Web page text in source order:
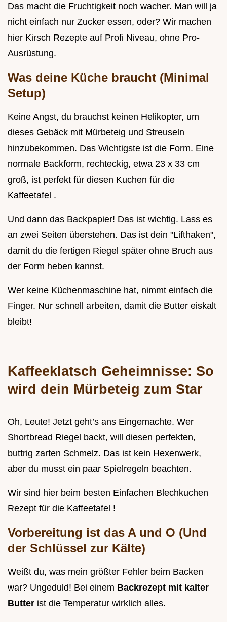
Das macht die Fruchtigkeit noch wacher. Man will ja
nicht einfach nur Zucker essen, oder? Wir machen
hier Kirsch Rezepte auf Profi Niveau, ohne Pro-
Ausrüstung.
Was deine Küche braucht (Minimal
Setup)
Keine Angst, du brauchst keinen Helikopter, um
dieses Gebäck mit Mürbeteig und Streuseln
hinzubekommen. Das Wichtigste ist die Form. Eine
normale Backform, rechteckig, etwa 23 x 33 cm
groß, ist perfekt für diesen Kuchen für die
Kaffeetafel .
Und dann das Backpapier! Das ist wichtig. Lass es
an zwei Seiten überstehen. Das ist dein "Lifthaken",
damit du die fertigen Riegel später ohne Bruch aus
der Form heben kannst.
Wer keine Küchenmaschine hat, nimmt einfach die
Finger. Nur schnell arbeiten, damit die Butter eiskalt
bleibt!
Kaffeeklatsch Geheimnisse: So
wird dein Mürbeteig zum Star
Oh, Leute! Jetzt geht’s ans Eingemachte. Wer
Shortbread Riegel backt, will diesen perfekten,
buttrig zarten Schmelz. Das ist kein Hexenwerk,
aber du musst ein paar Spielregeln beachten.
Wir sind hier beim besten Einfachen Blechkuchen
Rezept für die Kaffeetafel !
Vorbereitung ist das A und O (Und
der Schlüssel zur Kälte)
Weißt du, was mein größter Fehler beim Backen
war? Ungeduld! Bei einem Backrezept mit kalter
Butter ist die Temperatur wirklich alles.